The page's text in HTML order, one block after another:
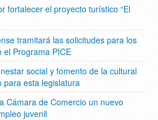
fortalecer el proyecto turístico “El
tramitará las solicitudes para los
el Programa PICE
social y fomento de la cultural
para esta legislatura
Cámara de Comercio un nuevo
juvenil